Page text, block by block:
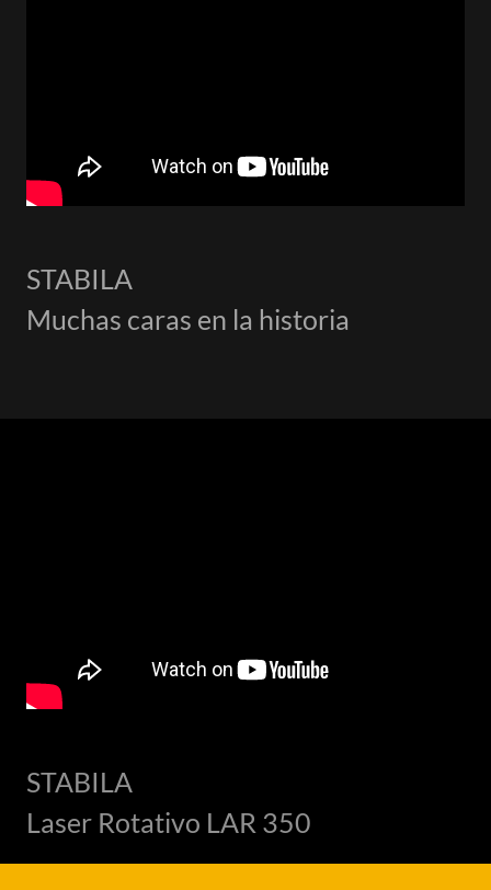
STABILA
Muchas caras en la historia
STABILA
Laser Rotativo LAR 350